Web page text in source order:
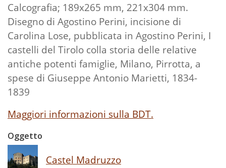
Calcografia; 189x265 mm, 221x304 mm.
Disegno di Agostino Perini, incisione di
Carolina Lose, pubblicata in Agostino Perini, I
castelli del Tirolo colla storia delle relative
antiche potenti famiglie, Milano, Pirrotta, a
spese di Giuseppe Antonio Marietti, 1834-
1839
Maggiori informazioni sulla BDT.
Oggetto
Castel Madruzzo